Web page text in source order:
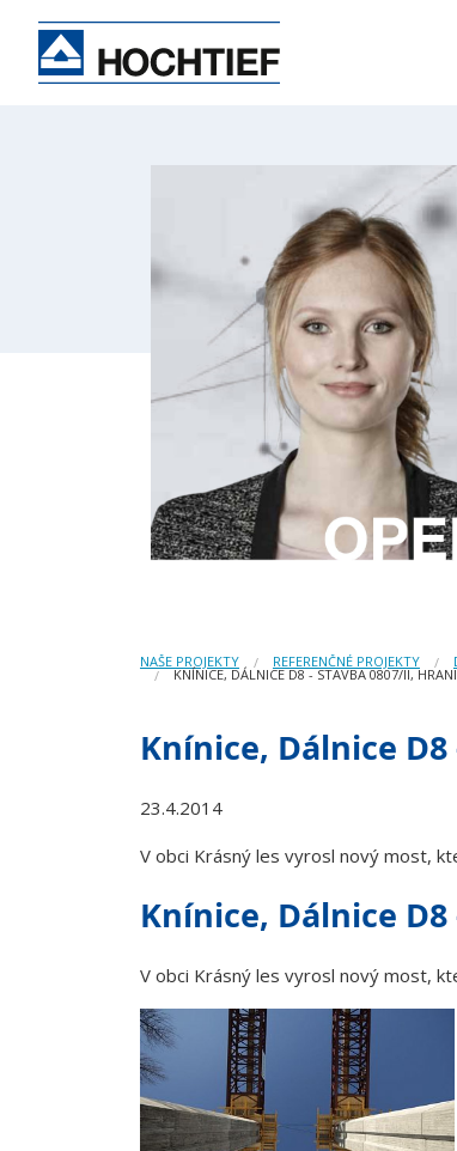
NAŠE PROJEKTY REFERENČNÉ PROJEKTY
KNÍNICE, DÁLNICE D8 - STAVBA 0807/II,
Knínice, Dálnice
23.4.2014
V obci Krásný les vyrosl nový most,
Knínice, Dálnice
V obci Krásný les vyrosl nový most,